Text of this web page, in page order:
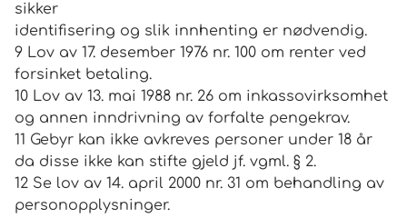
sikker
identifisering og slik innhenting er nødvendig.
9 Lov av 17. desember 1976 nr. 100 om renter ved
forsinket betaling.
10 Lov av 13. mai 1988 nr. 26 om inkassovirksomhet
og annen inndrivning av forfalte pengekrav.
11 Gebyr kan ikke avkreves personer under 18 år
da disse ikke kan stifte gjeld jf. vgml. § 2.
12 Se lov av 14. april 2000 nr. 31 om behandling av
personopplysninger.